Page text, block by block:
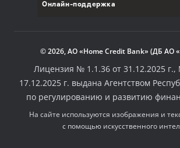
Онлайн-поддержка
© 2026, АО «Home Credit Bank» (ДБ АО
Лицензия № 1.1.36 от 31.12.2025 г.,
17.12.2025 г. выдана Агентством
по регулированию и развитию
На сайте используются изображения и
с помощью искусственного